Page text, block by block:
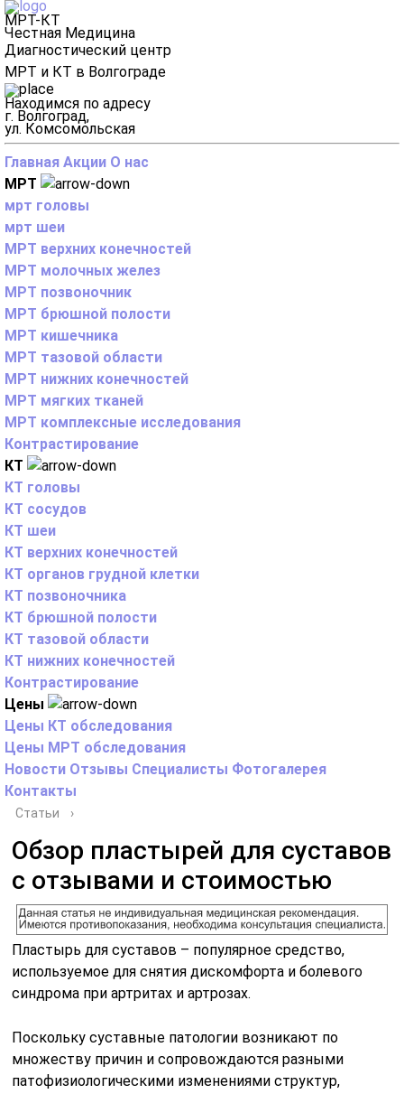
МРТ-КТ
Честная Медицина
Диагностический центр
МРТ и КТ в Волгограде
Находимся по адресу
г. Волгоград,
ул. Комсомольская
Главная Акции О нас
МРТ
мрт головы
мрт шеи
МРТ верхних конечностей
МРТ молочных желез
МРТ позвоночник
МРТ брюшной полости
МРТ кишечника
МРТ тазовой области
МРТ нижних конечностей
МРТ мягких тканей
МРТ комплексные исследования
Контрастирование
КТ
КТ головы
КТ сосудов
КТ шеи
КТ верхних конечностей
КТ органов грудной клетки
КТ позвоночника
КТ брюшной полости
КТ тазовой области
КТ нижних конечностей
Контрастирование
Цены
Цены КТ обследования
Цены МРТ обследования
Новости Отзывы Специалисты Фотогалерея
Контакты
Статьи ›
Обзор пластырей для суставов
с отзывами и стоимостью
Пластырь для суставов – популярное средство,
используемое для снятия дискомфорта и болевого
синдрома при артритах и артрозах.
Поскольку суставные патологии возникают по
множеству причин и сопровождаются разными
патофизиологическими изменениями структур,